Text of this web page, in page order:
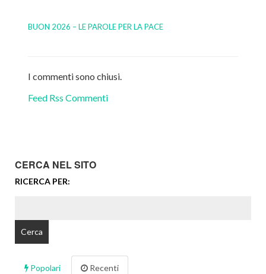
BUON 2026 – LE PAROLE PER LA PACE
I commenti sono chiusi.
Feed Rss Commenti
CERCA NEL SITO
RICERCA PER:
Popolari Recenti